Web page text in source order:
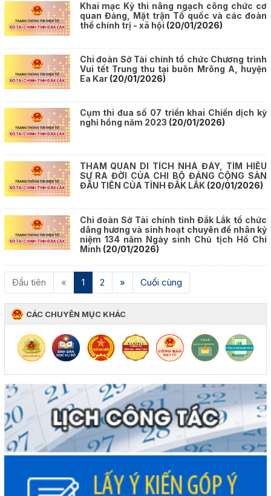
Khai mạc Kỳ thi nâng ngạch công chức cơ
quan Đảng, Mặt trận Tổ quốc và các đoàn
thể chính trị - xã hội (20/01/2026)
Chi đoàn Sở Tài chính tổ chức Chương trình
Vui tết Trung thu tại buôn Mrông A, huyện
Ea Kar (20/01/2026)
Cụm thi đua số 07 triển khai Chiến dịch kỳ
nghỉ hồng năm 2023 (20/01/2026)
THAM QUAN DI TÍCH NHÀ ĐÀY, TÌM HIỂU
SỰ RA ĐỜI CỦA CHI BỘ ĐẢNG CỘNG SẢN
ĐẦU TIÊN CỦA TỈNH ĐẮK LẮK (20/01/2026)
Chi đoàn Sở Tài chính tỉnh Đắk Lắk tổ chức
dâng hương và sinh hoạt chuyên đề nhân kỷ
niệm 134 năm Ngày sinh Chủ tịch Hồ Chí
Minh (20/01/2026)
Đầu tiên « 1 (current)
2 » Cuối cùng
CÁC CHUYÊN MỤC KHÁC